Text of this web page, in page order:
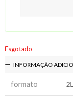
Esgotado
INFORMAÇÃO
formato